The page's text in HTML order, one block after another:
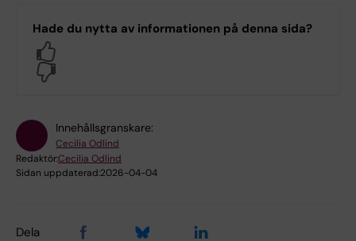
Hade du nytta av informationen på denna sida?
Innehållsgranskare:
Cecilia Odlind
Redaktör:Cecilia Odlind
Sidan uppdaterad:2026-04-04
Dela